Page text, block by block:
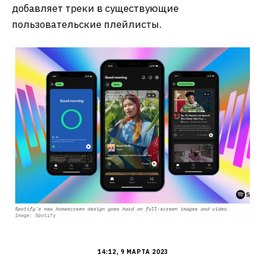
добавляет треки в существующие
пользовательские плейлисты.
14:12, 9 МАРТА 2023